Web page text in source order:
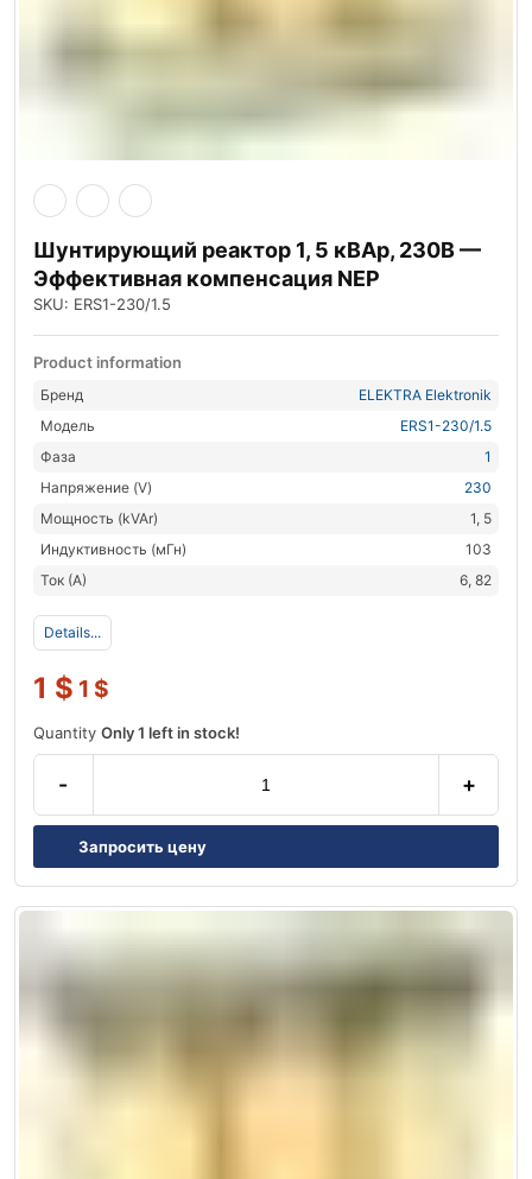
Шунтирующий реактор 1, 5 кВАр, 230В —
Эффективная компенсация NEP
SKU: ERS1-230/1.5
Product information
Бренд
ELEKTRA Elektronik
Модель
ERS1-230/1.5
Фаза
1
Напряжение (V)
230
Мощность (kVAr)
1, 5
Индуктивность (мГн)
103
Ток (А)
6, 82
Details...
1 $ 1 $
Quantity Only 1 left in stock!
- +
Запросить цену